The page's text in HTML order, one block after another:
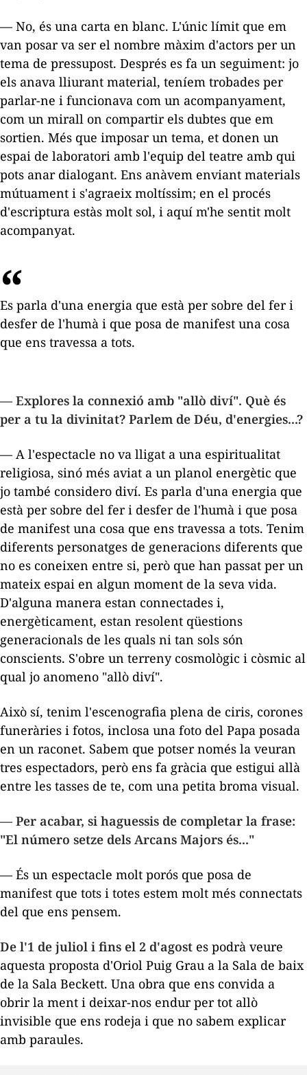
— No, és una carta en blanc. L'únic límit que em
van posar va ser el nombre màxim d'actors per un
tema de pressupost. Després es fa un seguiment: jo
els anava lliurant material, teníem trobades per
parlar-ne i funcionava com un acompanyament,
com un mirall on compartir els dubtes que em
sortien. Més que imposar un tema, et donen un
espai de laboratori amb l'equip del teatre amb qui
pots anar dialogant. Ens anàvem enviant materials
mútuament i s'agraeix moltíssim; en el procés
d'escriptura estàs molt sol, i aquí m'he sentit molt
acompanyat.
Es parla d'una energia que està per sobre del fer i
desfer de l'humà i que posa de manifest una cosa
que ens travessa a tots.
— Explores la connexió amb "allò diví". Què és
per a tu la divinitat? Parlem de Déu, d'energies...?
— A l'espectacle no va lligat a una espiritualitat
religiosa, sinó més aviat a un planol energètic que
jo també considero diví. Es parla d'una energia que
està per sobre del fer i desfer de l'humà i que posa
de manifest una cosa que ens travessa a tots. Tenim
diferents personatges de generacions diferents que
no es coneixen entre si, però que han passat per un
mateix espai en algun moment de la seva vida.
D'alguna manera estan connectades i,
energèticament, estan resolent qüestions
generacionals de les quals ni tan sols són
conscients. S'obre un terreny cosmològic i còsmic al
qual jo anomeno "allò diví".
Això sí, tenim l'escenografia plena de ciris, corones
funeràries i fotos, inclosa una foto del Papa posada
en un raconet. Sabem que potser només la veuran
tres espectadors, però ens fa gràcia que estigui allà
entre les tasses de te, com una petita broma visual.
— Per acabar, si haguessis de completar la frase:
"El número setze dels Arcans Majors és..."
— És un espectacle molt porós que posa de
manifest que tots i totes estem molt més connectats
del que ens pensem.
De l'1 de juliol i fins el 2 d'agost es podrà veure
aquesta proposta d'Oriol Puig Grau a la Sala de baix
de la Sala Beckett. Una obra que ens convida a
obrir la ment i deixar-nos endur per tot allò
invisible que ens rodeja i que no sabem explicar
amb paraules.